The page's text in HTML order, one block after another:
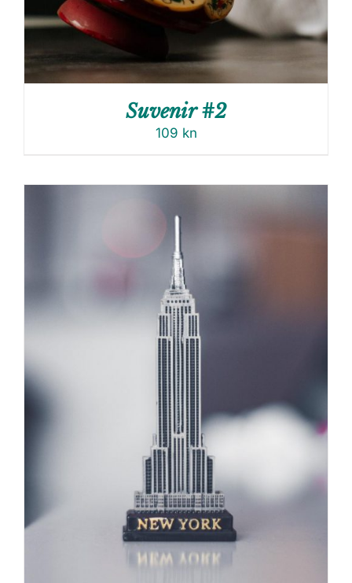
Suvenir #2
109 kn